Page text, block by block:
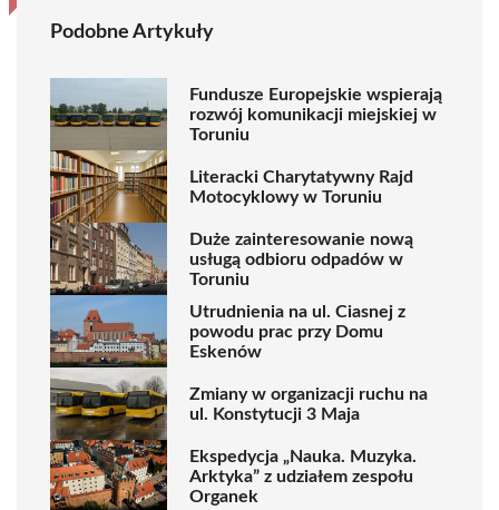
Podobne Artykuły
Fundusze Europejskie wspierają
rozwój komunikacji miejskiej w
Toruniu
Literacki Charytatywny Rajd
Motocyklowy w Toruniu
Duże zainteresowanie nową
usługą odbioru odpadów w
Toruniu
Utrudnienia na ul. Ciasnej z
powodu prac przy Domu
Eskenów
Zmiany w organizacji ruchu na
ul. Konstytucji 3 Maja
Ekspedycja „Nauka. Muzyka.
Arktyka” z udziałem zespołu
Organek